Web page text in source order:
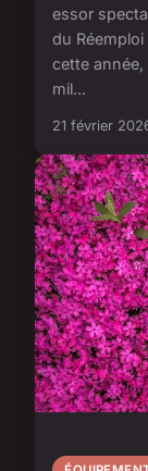
essor
du
cette
mil...
21 février